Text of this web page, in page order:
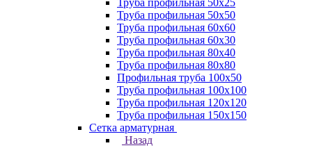
Труба профильная 50х25
Труба профильная 50х50
Труба профильная 60x60
Труба профильная 60х30
Труба профильная 80х40
Труба профильная 80х80
Профильная труба 100х50
Труба профильная 100х100
Труба профильная 120х120
Труба профильная 150х150
Сетка арматурная
Назад